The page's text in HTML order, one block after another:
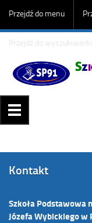
Przejdź do menu
Przejdź do wyszukiwarki
Kontakt
Szkoła Podstawowa
Józefa Wybickiego w